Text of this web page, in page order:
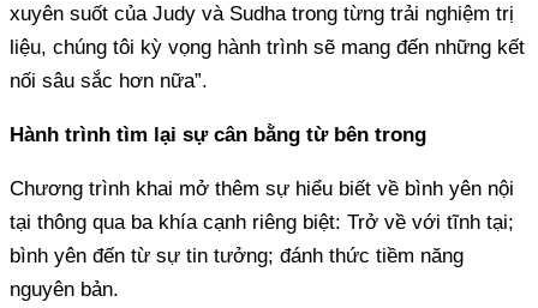
xuyên suốt của Judy và Sudha trong từng trải nghiệm trị
liệu, chúng tôi kỳ vọng hành trình sẽ mang đến những kết
nối sâu sắc hơn nữa”.
Hành trình tìm lại sự cân bằng từ bên trong
Chương trình khai mở thêm sự hiểu biết về bình yên nội
tại thông qua ba khía cạnh riêng biệt: Trở về với tĩnh tại;
bình yên đến từ sự tin tưởng; đánh thức tiềm năng
nguyên bản.